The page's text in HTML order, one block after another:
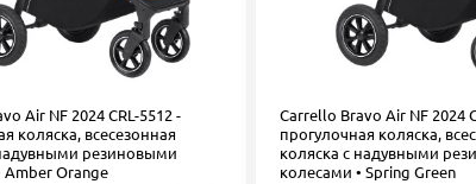
Air NF 2024 CRL-5512 -
коляска, всесезонная
резиновыми
Amber Orange
Carrello Bravo Air NF 2024
прогулочная коляска,
коляска с надувными
колесами • Spring Green